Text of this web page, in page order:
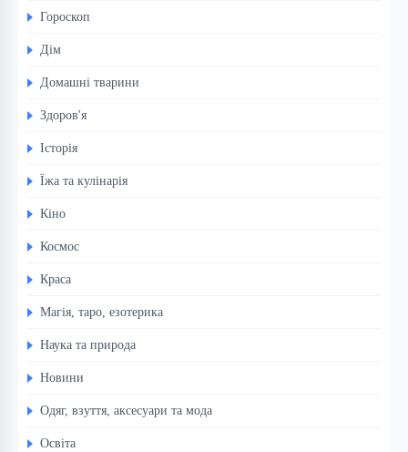
Гороскоп
Дім
Домашні тварини
Здоров'я
Історія
Їжа та кулінарія
Кіно
Космос
Краса
Магія, таро, езотерика
Наука та природа
Новини
Одяг, взуття, аксесуари та мода
Освіта